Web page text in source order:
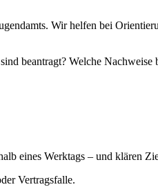
Wir helfen bei
beantragt? Welche Nachweise
eines Werktags – und klären
Vertragsfalle.